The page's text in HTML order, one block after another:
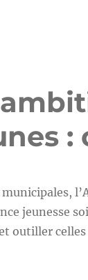
jeunesse
outiller